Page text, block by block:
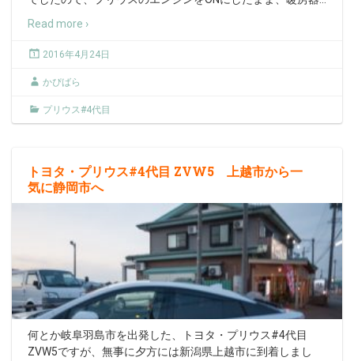
Read more ›
2016年4月24日
かぴばら
プリウス#4代目
トヨタ・プリウス#4代目 ZVW5 上越市から一
気に静岡市へ
何とか岐阜羽島市を出発した、トヨタ・プリウス#4代目
ZVW5ですが、無事に夕方には新潟県上越市に到着しまし